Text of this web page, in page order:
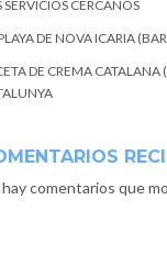
SERVICIOS CERCANOS
DE NOVA ICARIA
DE CREMA
comentarios que